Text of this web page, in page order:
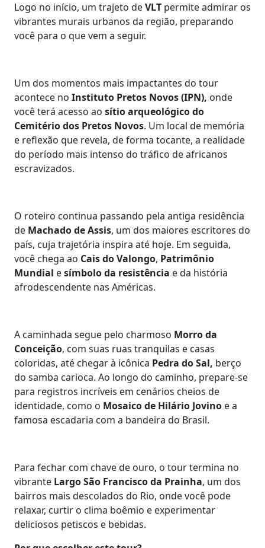
Logo no início, um trajeto deVLT permite admirar os
vibrantes murais urbanos da região, preparando
você para o que vem a seguir.
Um dos momentos mais impactantes do tour
acontece no Instituto Pretos Novos (IPN), onde
você terá acesso ao sítio arqueológico do
Cemitério dos Pretos Novos. Um local de memória
e reflexão que revela, de forma tocante, a realidade
do período mais intenso do tráfico de africanos
escravizados.
O roteiro continua passando pela antiga residência
de Machado de Assis, um dos maiores escritores do
país, cuja trajetória inspira até hoje. Em seguida,
você chega ao Cais do Valongo, Patrimônio
Mundial esímbolo da resistência e da história
afrodescendente nas Américas.
A caminhada segue pelo charmoso Morro da
Conceição, com suas ruas tranquilas e casas
coloridas, até chegar à icônica Pedra do Sal, berço
do samba carioca. Ao longo do caminho, prepare-se
para registros incríveis em cenários cheios de
identidade, como o Mosaico de Hilário Jovino e a
famosa escadaria com a bandeira do Brasil.
Para fechar com chave de ouro, o tour termina no
vibrante Largo São Francisco da Prainha, um dos
bairros mais descolados do Rio, onde você pode
relaxar, curtir o clima boêmio e experimentar
deliciosos petiscos e bebidas.